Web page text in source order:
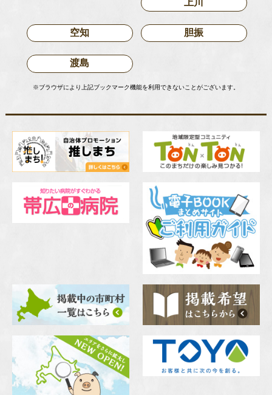
上川
空知 胆振
渡島
※ブラウザにより上記ブックマーク機能を利用できないことがございます。